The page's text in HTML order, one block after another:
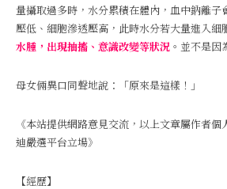
量攝取過多時，水分累積在體內，血中鈉離子
壓低、細胞滲透壓高，此時水分若大量進入細
水腫，出現抽搐、意識改變等狀況 。並不是因
母女倆異口同聲地說：「原來是這樣！」
《本站提供網路意見交流，以上文章屬作者
迪嚴選平台立場》
【經歷】